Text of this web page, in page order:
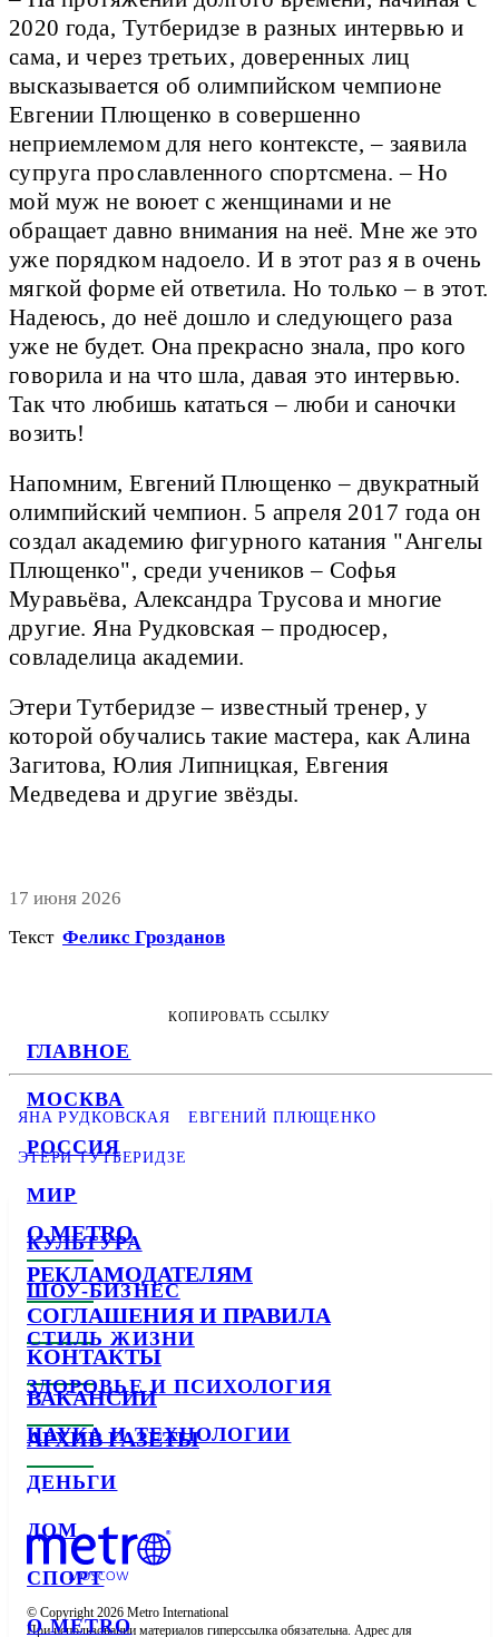
ГЛАВНОЕ
МОСКВА
РОССИЯ
МИР
КУЛЬТУРА
ШОУ-БИЗНЕС
СТИЛЬ ЖИЗНИ
ЗДОРОВЬЕ И ПСИХОЛОГИЯ
НАУКА И ТЕХНОЛОГИИ
ДЕНЬГИ
ДОМ
СПОРТ
О METRO
2020 года, Тутберидзе в разных интервью и
сама, и через третьих, доверенных лиц
высказывается об олимпийском чемпионе
Евгении Плющенко в совершенно
неприемлемом для него контексте, – заявила
супруга прославленного спортсмена. – Но
мой муж не воюет с женщинами и не
обращает давно внимания на неё. Мне же это
уже порядком надоело. И в этот раз я в очень
мягкой форме ей ответила. Но только – в этот.
Надеюсь, до неё дошло и следующего раза
уже не будет. Она прекрасно знала, про кого
говорила и на что шла, давая это интервью.
Так что любишь кататься – люби и саночки
возить!
Напомним, Евгений Плющенко – двукратный
олимпийский чемпион. 5 апреля 2017 года он
создал академию фигурного катания "Ангелы
Плющенко", среди учеников – Софья
Муравьёва, Александра Трусова и многие
другие. Яна Рудковская – продюсер,
совладелица академии.
Этери Тутберидзе – известный тренер, у
которой обучались такие мастера, как Алина
Загитова, Юлия Липницкая, Евгения
Медведева и другие звёзды.
17 июня 2026
Текст Феликс Грозданов
КОПИРОВАТЬ ССЫЛКУ
ЯНА РУДКОВСКАЯ ЕВГЕНИЙ ПЛЮЩЕНКО
ЭТЕРИ ТУТБЕРИДЗЕ
О METRO
РЕКЛАМОДАТЕЛЯМ
СОГЛАШЕНИЯ И ПРАВИЛА
КОНТАКТЫ
ВАКАНСИИ
АРХИВ ГАЗЕТЫ
© Copyright 2026 Metro International
При использовании материалов гиперссылка обязательна. Адрес для